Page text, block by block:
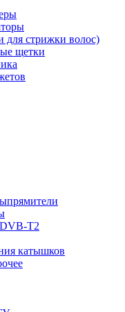
стрижки волос)
щетки
T2
катышков